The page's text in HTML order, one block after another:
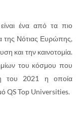
είναι ένα από τα πιο
της Νότιας Ευρώπης,
και την καινοτομία.
του κόσμου που
του 2021 η οποία
QS Top Universities.